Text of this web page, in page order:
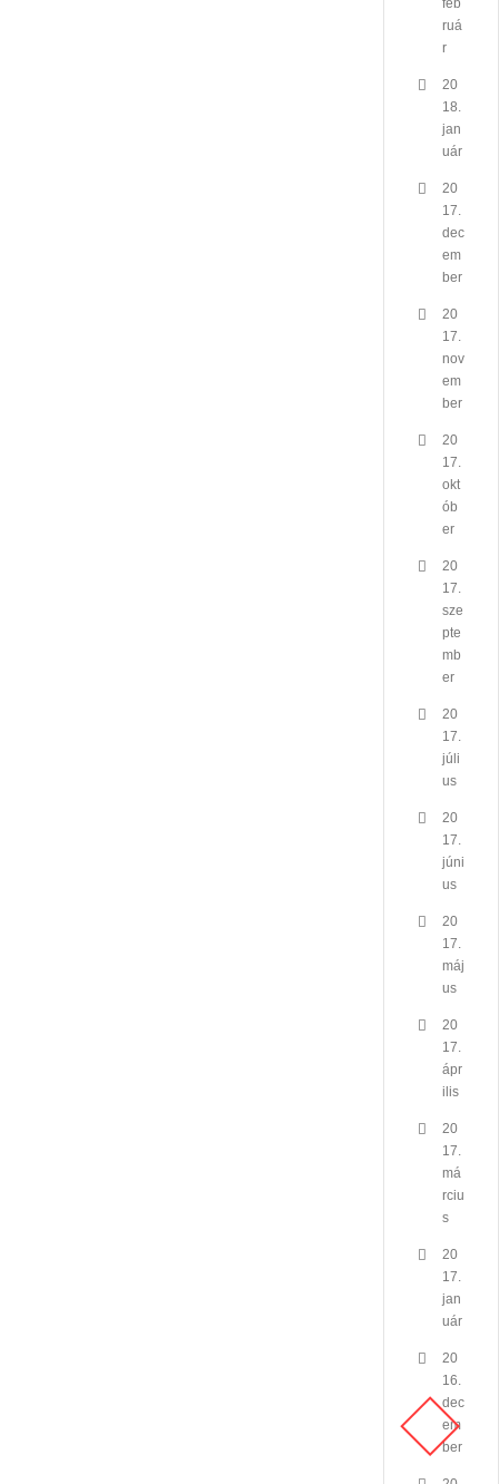
feb
ruá
r
20
18.
jan
uár
20
17.
dec
em
ber
20
17.
nov
em
ber
20
17.
okt
ób
er
20
17.
sze
pte
mb
er
20
17.
júli
us
20
17.
júni
us
20
17.
máj
us
20
17.
ápr
ilis
20
17.
má
rciu
s
20
17.
jan
uár
20
16.
dec
em
ber